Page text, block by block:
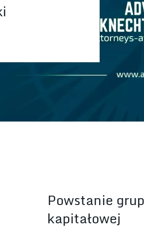
Powstanie
kapitałowej